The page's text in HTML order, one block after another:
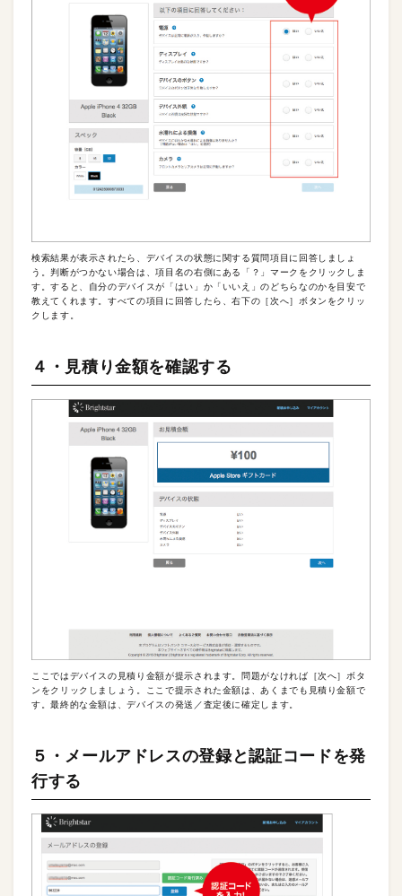
検索結果が表示されたら、デバイスの状態に関する質問項目に回答しましょ
う。判断がつかない場合は、項目名の右側にある「？」マークをクリックしま
す。すると、自分のデバイスが「はい」か「いいえ」のどちらなのかを目安で
教えてくれます。すべての項目に回答したら、右下の［次へ］ボタンをクリッ
クします。
４・見積り金額を確認する
ここではデバイスの見積り金額が提示されます。問題がなければ［次へ］ボタ
ンをクリックしましょう。ここで提示された金額は、あくまでも見積り金額で
す。最終的な金額は、デバイスの発送／査定後に確定します。
５・メールアドレスの登録と認証コードを発
行する